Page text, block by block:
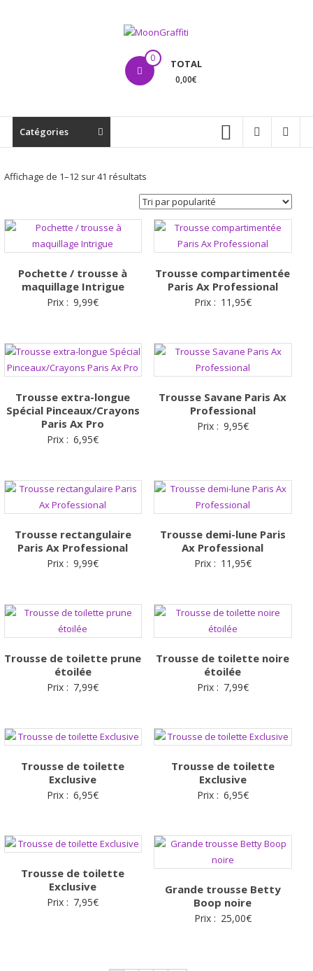
MoonGraffiti 0 TOTAL
0,00€
Catégories
Affichage de 1–12 sur 41 résultatsTrié
par
popularité
Pochette / trousse à
maquillage Intrigue
Prix : 9,99€
Trousse compartimentée
Paris Ax Professional
Prix : 11,95€
Trousse extra-longue
Spécial Pinceaux/Crayons
Paris Ax Pro
Prix : 6,95€
Trousse Savane Paris Ax
Professional
Prix : 9,95€
Trousse rectangulaire
Paris Ax Professional
Prix : 9,99€
Trousse demi-lune Paris
Ax Professional
Prix : 11,95€
Trousse de toilette prune
étoilée
Prix : 7,99€
Trousse de toilette noire
étoilée
Prix : 7,99€
Trousse de toilette
Exclusive
Prix : 6,95€
Trousse de toilette
Exclusive
Prix : 6,95€
Trousse de toilette
Exclusive
Prix : 7,95€
Grande trousse Betty
Boop noire
Prix : 25,00€